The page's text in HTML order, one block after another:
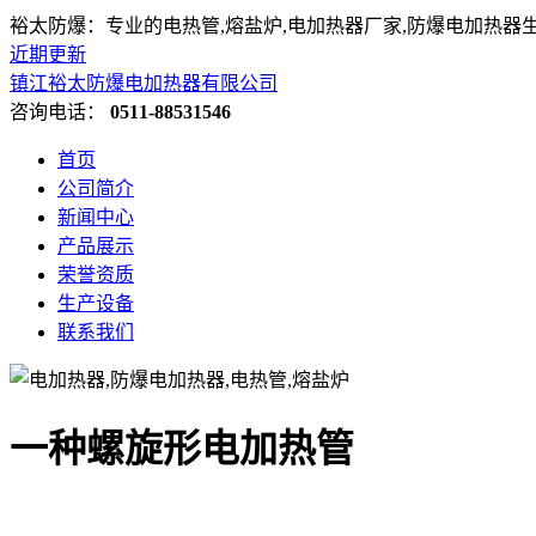
裕太防爆：专业的电热管,熔盐炉,电加热器厂家,防爆电加热器
近期更新
镇江裕太防爆电加热器有限公司
咨询电话： 0511-88531546
首页
公司简介
新闻中心
产品展示
荣誉资质
生产设备
联系我们
一种螺旋形电加热管